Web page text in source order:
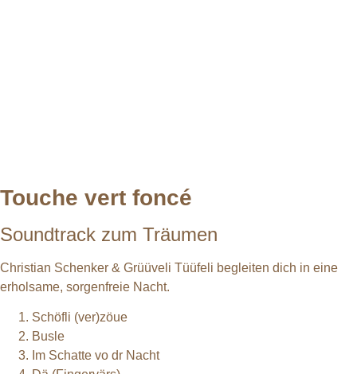
Touche vert foncé
Soundtrack zum Träumen
Christian Schenker & Grüüveli Tüüfeli begleiten dich in eine
erholsame, sorgenfreie Nacht.
Schöfli (ver)zöue
Busle
Im Schatte vo dr Nacht